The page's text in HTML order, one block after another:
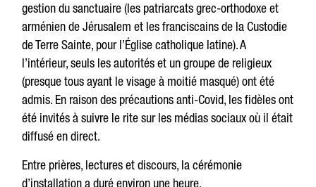
gestion du sanctuaire (les patriarcats grec-orthodoxe et
arménien de Jérusalem et les franciscains de la Custodie
de Terre Sainte, pour l’Église catholique latine). A
l’intérieur, seuls les autorités et un groupe de religieux
(presque tous ayant le visage à moitié masqué) ont été
admis. En raison des précautions anti-Covid, les fidèles ont
été invités à suivre le rite sur les médias sociaux où il était
diffusé en direct.
Entre prières, lectures et discours, la cérémonie
d’installation a duré environ une heure.